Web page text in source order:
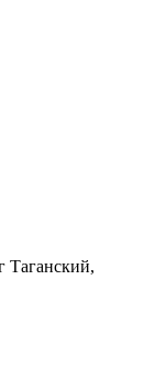
Таганский,